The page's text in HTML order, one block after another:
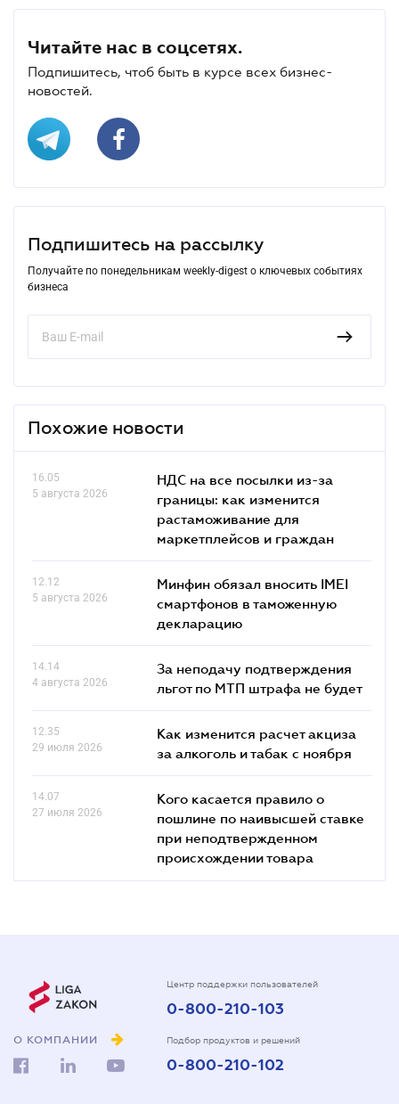
Читайте нас в соцсетях.
Подпишитесь, чтоб быть в курсе всех бизнес-
новостей.
Подпишитесь на рассылку
Получайте по понедельникам weekly-digest о ключевых событиях
бизнеса
Похожие новости
16.05
5 августа 2026
НДС на все посылки из-за
границы: как изменится
растаможивание для
маркетплейсов и граждан
12.12
5 августа 2026
Минфин обязал вносить IMEI
смартфонов в таможенную
декларацию
14.14
4 августа 2026
За неподачу подтверждения
льгот по МТП штрафа не будет
12.35
29 июля 2026
Как изменится расчет акциза
за алкоголь и табак с ноября
14.07
27 июля 2026
Кого касается правило о
пошлине по наивысшей ставке
при неподтвержденном
происхождении товара
О КОМПАНИИ
Центр поддержки пользователей
0-800-210-103
Подбор продуктов и решений
0-800-210-102